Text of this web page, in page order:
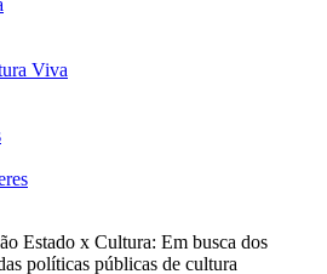
Viva
Estado x Cultura: Em busca dos
políticas públicas de cultura